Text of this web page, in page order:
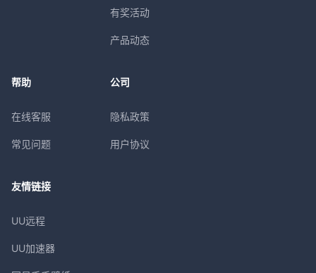
有奖活动
产品动态
帮助
在线客服
常见问题
公司
隐私政策
用户协议
友情链接
UU远程
UU加速器